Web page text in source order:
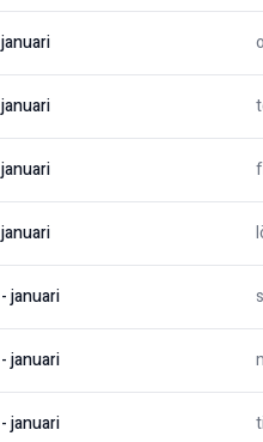
januari
januari
januari
januari
-januari
-januari
-januari